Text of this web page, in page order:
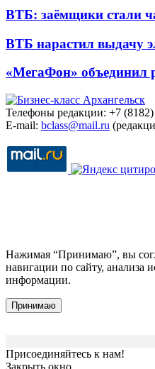
ВТБ: заёмщики стали
ВТБ нарастил выдачу
«МегаФон» объединил
Телефоны редакции: +7 (8182)
E-mail: bclass@mail.ru
Нажимая “Принимаю”, вы
навигации по сайту, анализа
информации.
Принимаю
Присоединяйтесь к нам!
Закрыть окно